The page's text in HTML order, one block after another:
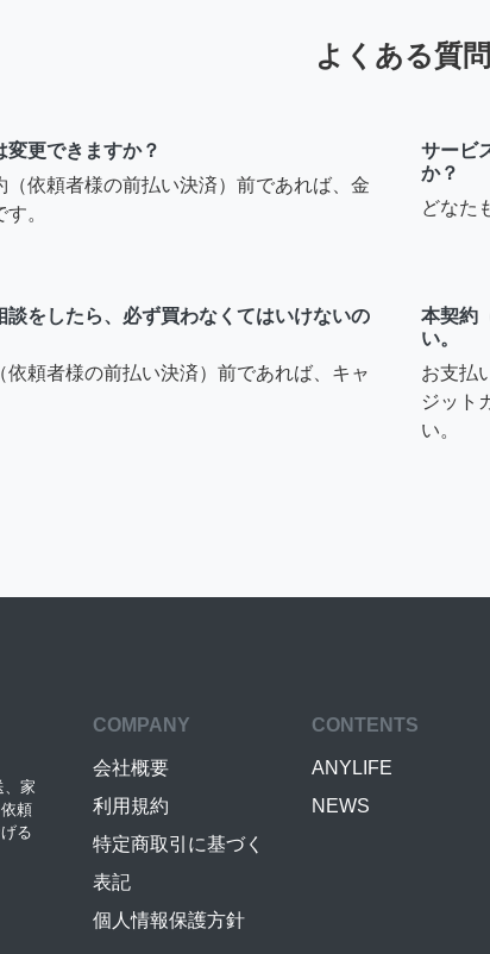
よくある質問
更できますか？
（依頼者様の前払い決済）前であれば、金
。
サービ
か？
どなた
談をしたら、必ず買わなくてはいけないの
依頼者様の前払い決済）前であれば、キャ
本契約
い。
お支払
ジット
い。
、家
頼
る
COMPANY
会社概要
利用規約
特定商取引に基づく
表記
個人情報保護方針
CONTENTS
ANYLIFE
NEWS